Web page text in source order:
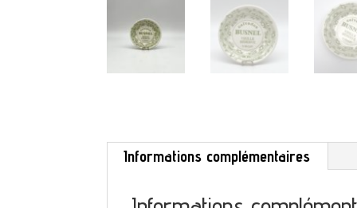
Informations complémentaires